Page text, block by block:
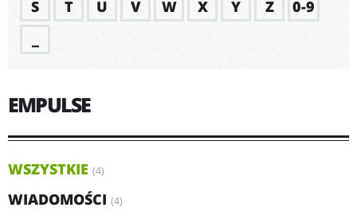
S
T U V W X Y Z
0-9
EMPULSE
WSZYSTKIE (4)
WIADOMOŚCI (4)